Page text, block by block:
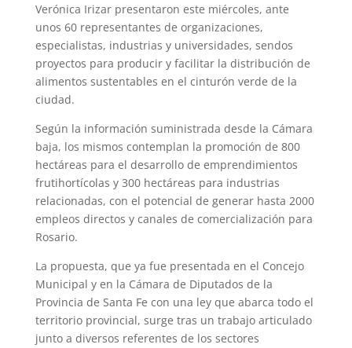
t
s
A
p
e
g
r
a
t
t
e
r
t
e
r
e
t
e
b
o
o
i
l
r
Verónica Irizar presentaron este miércoles, ante
unos 60 representantes de organizaciones,
especialistas, industrias y universidades, sendos
proyectos para producir y facilitar la distribución de
alimentos sustentables en el cinturón verde de la
ciudad.
Según la información suministrada desde la Cámara
baja, los mismos contemplan la promoción de 800
hectáreas para el desarrollo de emprendimientos
frutihortícolas y 300 hectáreas para industrias
relacionadas, con el potencial de generar hasta 2000
empleos directos y canales de comercialización para
Rosario.
La propuesta, que ya fue presentada en el Concejo
Municipal y en la Cámara de Diputados de la
Provincia de Santa Fe con una ley que abarca todo el
territorio provincial, surge tras un trabajo articulado
junto a diversos referentes de los sectores